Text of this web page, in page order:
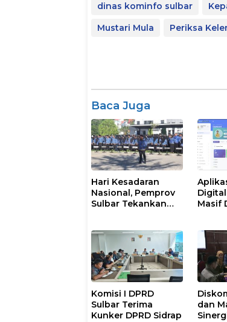
dinas kominfo sulbar
Mustari Mula
Periksa
Baca Juga
Hari Kesadaran
Nasional, Pemprov
Sulbar Tekankan
Program
Masif
Komisi I DPRD
Sulbar Terima
Kunker DPRD Sidrap
dan